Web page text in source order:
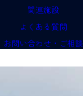
関連施設
よくある質問
お問い合わせ・ご相談